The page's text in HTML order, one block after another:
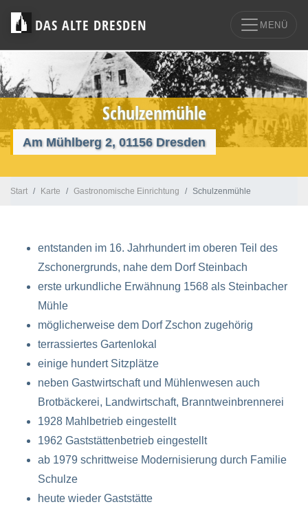
DAS ALTE DRESDEN MENÜ
Schulzenmühle
Am Mühlberg 2, 01156 Dresden
Start Karte Gastronomische Einrichtung Schulzenmühle
entstanden im 16. Jahrhundert im oberen Teil des
Zschonergrunds, nahe dem Dorf Steinbach
erste urkundliche Erwähnung 1568 als Steinbacher
Mühle
möglicherweise dem Dorf Zschon zugehörig
terrassiertes Gartenlokal
einige hundert Sitzplätze
neben Gastwirtschaft und Mühlenwesen auch
Brotbäckerei, Landwirtschaft, Branntweinbrennerei
1928 Mahlbetrieb eingestellt
1962 Gaststättenbetrieb eingestellt
ab 1979 schrittweise Modernisierung durch Familie
Schulze
heute wieder Gaststätte